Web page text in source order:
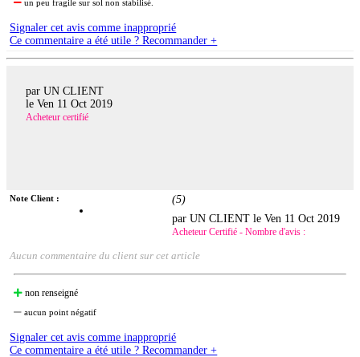
un peu fragile sur sol non stabilisé.
Signaler cet avis comme inapproprié
Ce commentaire a été utile ? Recommander +
par UN CLIENT
le Ven 11 Oct 2019
Acheteur certifié
Note Client : (5)
par UN CLIENT leVen 11 Oct 2019
Acheteur Certifié - Nombre d'avis :
Aucun commentaire du client sur cet article
non renseigné
aucun point négatif
Signaler cet avis comme inapproprié
Ce commentaire a été utile ? Recommander +